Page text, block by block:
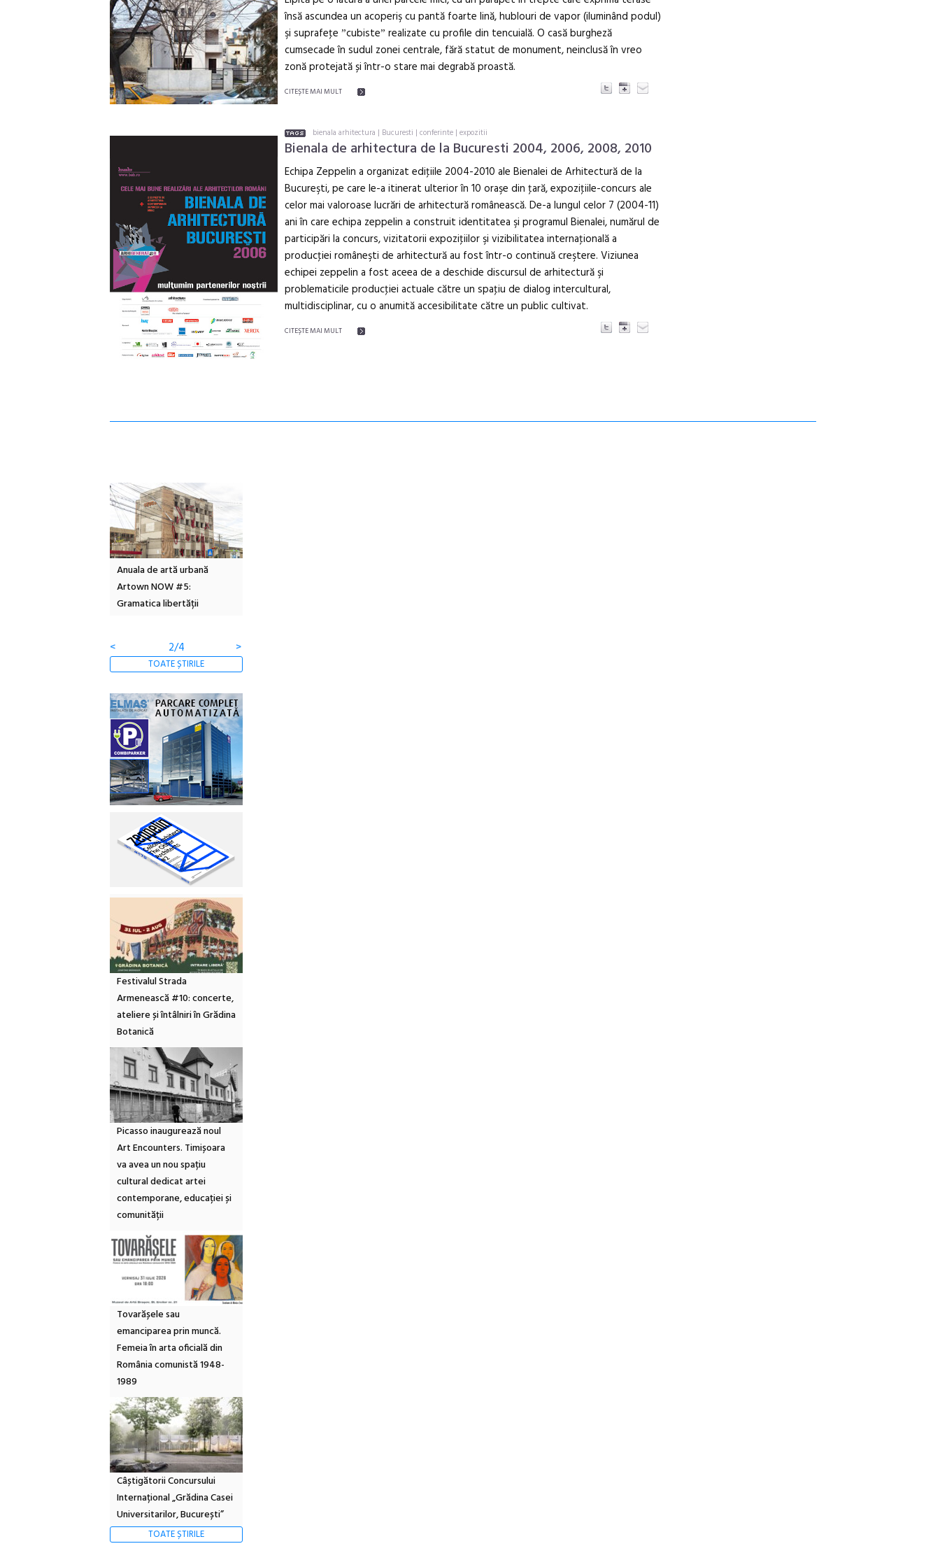
însă ascundea un acoperiş cu pantă foarte lină, hublouri de vapor (iluminând podul)
şi suprafeţe ˮcubisteˮ realizate cu profile din tencuială. O casă burgheză
cumsecade în sudul zonei centrale, fără statut de monument, neinclusă în vreo
zonă protejată și într-o stare mai degrabă proastă.
CITEŞTE MAI MULT
bienala arhitectura | Bucuresti | conferinte | expozitii
Bienala de arhitectura de la Bucuresti 2004, 2006, 2008, 2010
Echipa Zeppelin a organizat ediţiile 2004-2010 ale Bienalei de Arhitectură de la
Bucureşti, pe care le-a itinerat ulterior în 10 oraşe din ţară, expoziţiile-concurs ale
celor mai valoroase lucrări de arhitectură românească. De-a lungul celor 7 (2004-11)
ani în care echipa zeppelin a construit identitatea şi programul Bienalei, numărul de
participări la concurs, vizitatorii expoziţiilor şi vizibilitatea internaţională a
producţiei româneşti de arhitectură au fost într-o continuă creştere. Viziunea
echipei zeppelin a fost aceea de a deschide discursul de arhitectură şi
problematicile producţiei actuale către un spaţiu de dialog intercultural,
multidisciplinar, cu o anumită accesibilitate către un public cultivat.
CITEŞTE MAI MULT
Anuala de artă urbană
Artown NOW #5:
Gramatica libertății
<
2/4 >
TOATE ȘTIRILE
Festivalul Strada
Armenească #10: concerte,
ateliere și întâlniri în Grădina
Botanică
Picasso inaugurează noul
Art Encounters. Timișoara
va avea un nou spațiu
cultural dedicat artei
contemporane, educației și
comunității
Tovarășele sau
emanciparea prin muncă.
Femeia în arta oficială din
România comunistă 1948-
1989
Câștigătorii Concursului
Internațional „Grădina Casei
Universitarilor, București”
TOATE ȘTIRILE